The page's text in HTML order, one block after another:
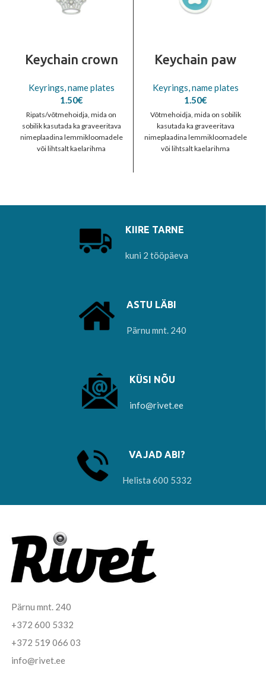
Keychain crown
Keyrings, name plates
1.50€
Ripats/võtmehoidja, mida on
sobilik kasutada ka graveeritava
nimeplaadina lemmikloomadele
või lihtsalt kaelarihma
Keychain paw
Keyrings, name plates
1.50€
Võtmehoidja, mida on sobilik
kasutada ka graveeritava
nimeplaadina lemmikloomadele
või lihtsalt kaelarihma
KIIRE TARNE
kuni 2 tööpäeva
ASTU LÄBI
Pärnu mnt. 240
KÜSI NÕU
info@rivet.ee
VAJAD ABI?
Helista 600 5332
Pärnu mnt. 240
+372 600 5332
+372 519 066 03
info@rivet.ee